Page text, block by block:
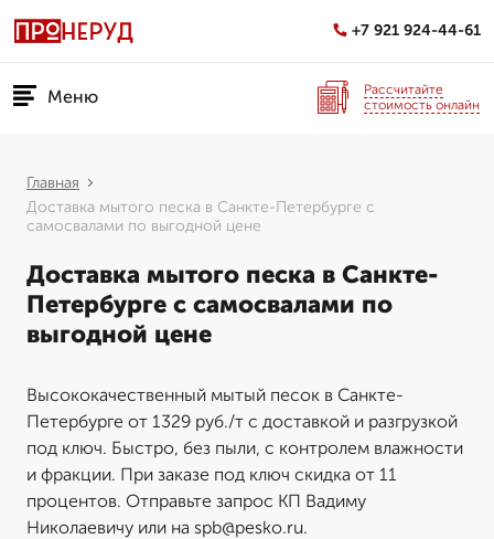
+7 921 924-44-61
Меню
Рассчитайте
стоимость онлайн
Главная
Доставка мытого песка в Санкте-Петербурге с
самосвалами по выгодной цене
Доставка мытого песка в Санкте-
Петербурге с самосвалами по
выгодной цене
Высококачественный мытый песок в Санкте-
Петербурге от 1329 руб./т с доставкой и разгрузкой
под ключ. Быстро, без пыли, с контролем влажности
и фракции. При заказе под ключ скидка от 11
процентов. Отправьте запрос КП Вадиму
Николаевичу или на spb@pesko.ru.